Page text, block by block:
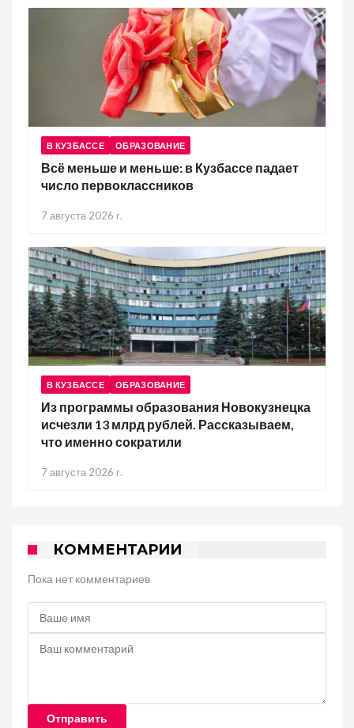
В КУЗБАССЕ ОБРАЗОВАНИЕ
Всё меньше и меньше: в Кузбассе падает
число первоклассников
7 августа 2026 г.
В КУЗБАССЕ ОБРАЗОВАНИЕ
Из программы образования Новокузнецка
исчезли 13 млрд рублей. Рассказываем,
что именно сократили
7 августа 2026 г.
КОММЕНТАРИИ
Пока нет комментариев
Отправить